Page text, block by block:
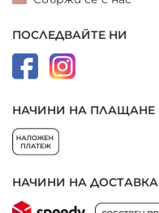
ПОСЛЕДВАЙТЕ НИ
НАЧИНИ НА ПЛАЩАНЕ
НАЧИНИ НА ДОСТАВКА